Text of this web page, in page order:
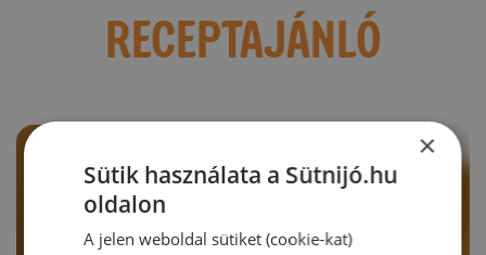
RECEPTAJÁNLÓ
×
Sütik használata a Sütnijó.hu
oldalon
A jelen weboldal sütiket (cookie-kat)